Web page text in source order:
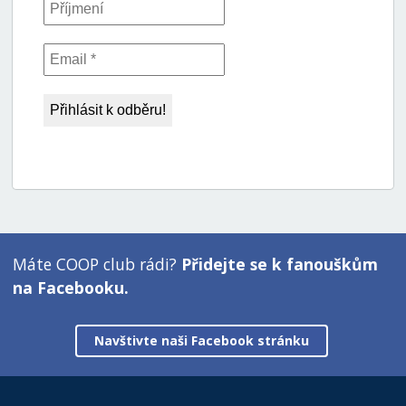
Máte COOP club rádi? Přidejte se k fanouškům
na Facebooku.
Navštivte naši Facebook stránku